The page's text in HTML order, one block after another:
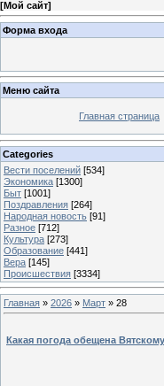
[Мой сайт]
Форма входа
Меню сайта
Главная страница
Categories
Вести поселений [534]
Экономика [1300]
Быт [1001]
Поздравления [264]
Народная новость [91]
Разное [712]
Культура [273]
Образование [441]
Вера [145]
Происшествия [3334]
Главная » 2026 » Март » 28
Какая погода обещена